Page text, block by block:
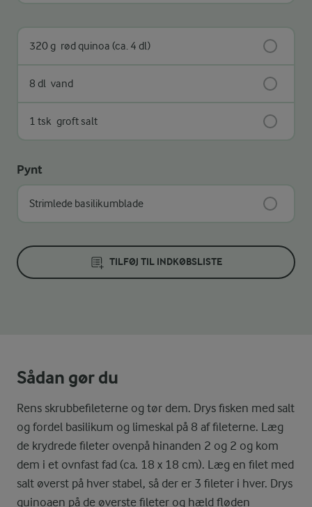
320 g rød quinoa (ca. 4 dl)
8 dl vand
1 tsk groft salt
Pynt
Strimlede basilikumblade
TILFØJ TIL INDKØBSLISTE
Sådan gør du
Rens skrubbefileterne og tør dem. Drys fisken med salt
og fordel basilikum og limeskal på 8 af fileterne. Læg
de krydrede fileter ovenpå hinanden 2 og 2 og kom
dem i et ovnfast fad (ca. 18 x 18 cm). Læg en filet med
salt øverst på hver stabel, så der er 3 fileter i hver. Drys
quinoaen på de øverste fileter og hæld fløden